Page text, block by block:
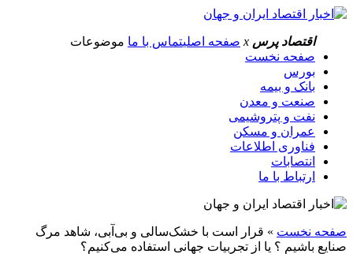
اقتصاد پرس x صفحه اصلیتماس با ما موضوعات
صفحه نخست
بورس
بانک و بیمه
صنعت و معدن
نفت و پتروشیمی
عمران و مسکن
فناوری اطلاعات
انتصابات
ارتباط با ما
صفحه نخست » قرار است با خشک‌سالی و بی‌آبی، شاهد مرگ
صنایع باشیم ؟ یا از تجربیات جهانی استفاده می‌کنیم؟